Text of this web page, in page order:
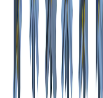
ารเชื่อมต่อ
ปิด Viewer ได้ที่นี่
การให้บริการสำหรับ IDEA
บการตรวจสอบโดย IDEA StatiCa